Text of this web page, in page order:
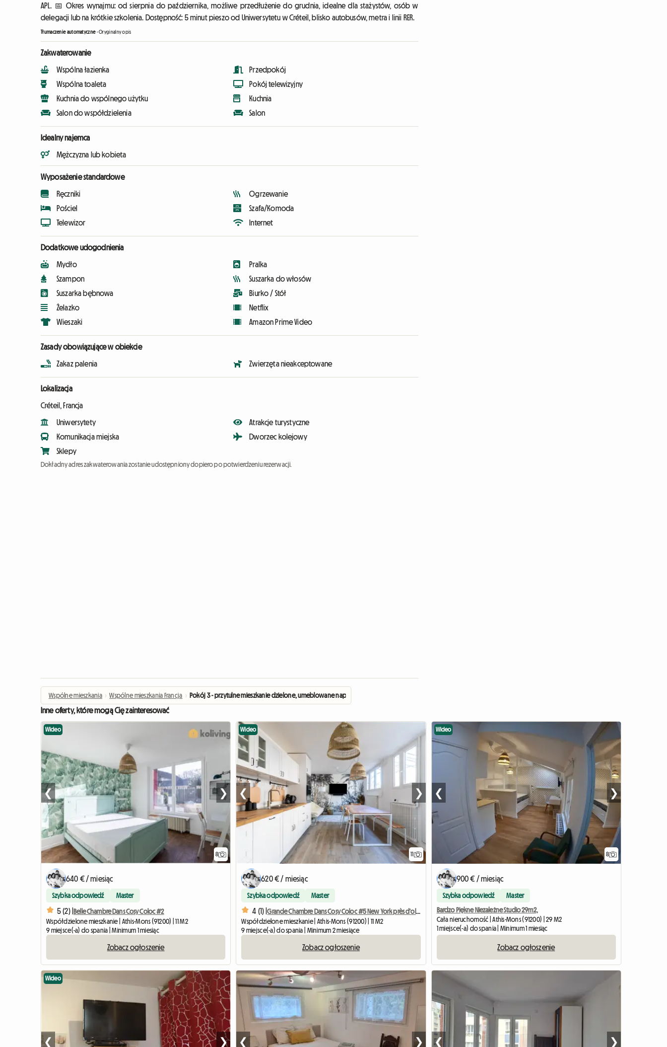
APL. 📅 Okres wynajmu: od sierpnia do października, możliwe przedłużenie do grudnia, idealne dla stażystów, osób w
delegacji lub na krótkie szkolenia. Dostępność: 5 minut pieszo od Uniwersytetu w Créteil, blisko autobusów, metra i linii RER.
Tłumaczenie automatyczne-Oryginalny opis
Zakwaterowanie
Wspólna łazienka
Wspólna toaleta
Kuchnia do wspólnego użytku
Salon do współdzielenia
Przedpokój
Pokój telewizyjny
Kuchnia
Salon
Idealny najemca
Mężczyzna lub kobieta
Wyposażenie standardowe
Ręczniki
Pościel
Telewizor
Ogrzewanie
Szafa/Komoda
Internet
Dodatkowe udogodnienia
Mydło
Szampon
Suszarka bębnowa
Żelazko
Wieszaki
Pralka
Suszarka do włosów
Biurko / Stół
Netflix
Amazon Prime Video
Zasady obowiązujące w obiekcie
Zakaz palenia Zwierzęta nieakceptowane
Lokalizacja
Créteil, Francja
Uniwersytety
Komunikacja miejska
Sklepy
Atrakcje turystyczne
Dworzec kolejowy
Dokładny adres zakwaterowania zostanie udostępniony dopiero po potwierdzeniu rezerwacji.
Wspólne mieszkania › Wspólne mieszkania Francja › Pokój 3 - przytulne mieszkanie dzielone, umeblowane naprzeciwko UPEC Créteil
Inne oferty, które mogą Cię zainteresować
8
Wideo
❮ ❯
640 € / miesiąc
Szybka odpowiedź Master
5 (2) |Belle Chambre Dans Cosy Coloc #2
Współdzielone mieszkanie | Athis-Mons (91200) | 11 M2
9 miejsce(-a) do spania | Minimum 1 miesiąc
Zobacz ogłoszenie
11
Wideo
❮ ❯
620 € / miesiąc
Szybka odpowiedź Master
4 (1) |
Grande Chambre Dans Cosy Coloc #5 New York près d'olry
Współdzielone mieszkanie | Athis-Mons (91200) | 11 M2
9 miejsce(-a) do spania | Minimum 2 miesiące
Zobacz ogłoszenie
8
Wideo
❮ ❯
900 € / miesiąc
Szybka odpowiedź Master
Bardzo Piękne Niezależne Studio 29m2,
Cała nieruchomość | Athis-Mons (91200) | 29 M2
1 miejsce(-a) do spania | Minimum 1 miesiąc
Zobacz ogłoszenie
Wideo
❮ ❯ ❮ ❯ ❮ ❯